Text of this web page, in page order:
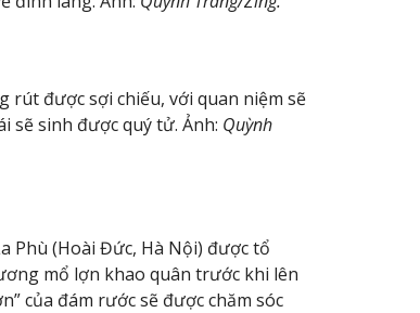
rút được sợi chiếu, với quan niệm sẽ
sẽ sinh được quý tử. Ảnh: Quỳnh
Phù (Hoài Đức, Hà Nội) được tổ
mổ lợn khao quân trước khi lên
của đám rước sẽ được chăm sóc